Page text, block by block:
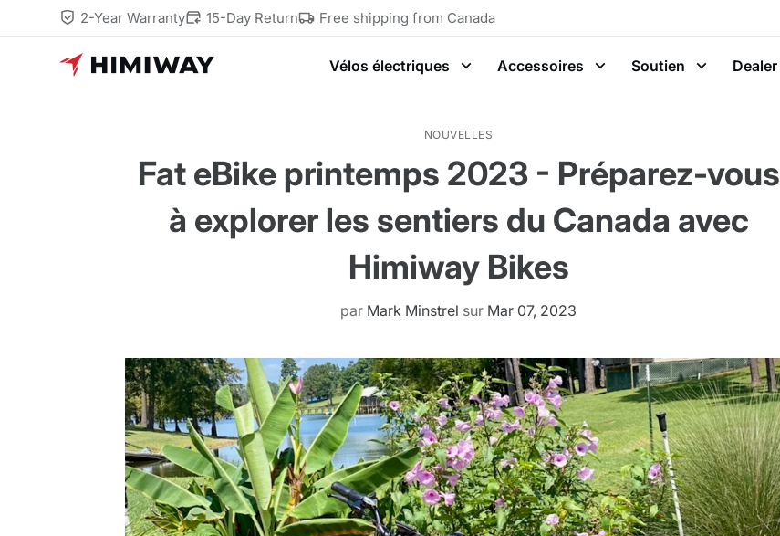
2-Year Warranty 15-Day Return Free shipping from Canada
Vélos électriques Accessoires Soutien Dealer
NOUVELLES
Fat eBike printemps 2023 - Préparez-vous
à explorer les sentiers du Canada avec
Himiway Bikes
par Mark Minstrel sur Mar 07, 2023